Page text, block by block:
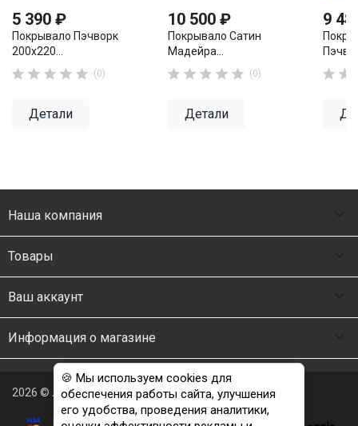
5 390 ₽
Покрывало Пэчворк
200х220...
     (0)
Детали
10 500 ₽
Покрывало Сатин
Мадейра...
     (0)
Детали
9
 
Наша компания
Товары
Ваш аккаунт
Информация о магазине
2026 © Люкс Постель
🍪 Мы используем cookies для
обеспечения работы сайта, улучшения
его удобства, проведения аналитики,